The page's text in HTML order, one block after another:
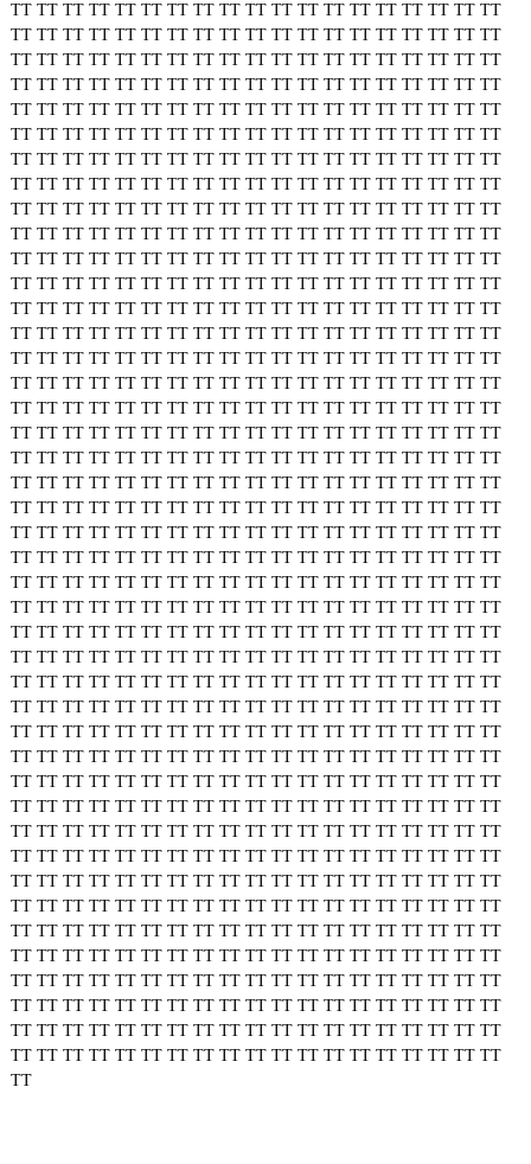
TT TT TT TT TT TT TT TT TT TT TT TT TT TT TT TT TT TT TT
TT TT TT TT TT TT TT TT TT TT TT TT TT TT TT TT TT TT TT
TT TT TT TT TT TT TT TT TT TT TT TT TT TT TT TT TT TT TT
TT TT TT TT TT TT TT TT TT TT TT TT TT TT TT TT TT TT TT
TT TT TT TT TT TT TT TT TT TT TT TT TT TT TT TT TT TT TT
TT TT TT TT TT TT TT TT TT TT TT TT TT TT TT TT TT TT TT
TT TT TT TT TT TT TT TT TT TT TT TT TT TT TT TT TT TT TT
TT TT TT TT TT TT TT TT TT TT TT TT TT TT TT TT TT TT TT
TT TT TT TT TT TT TT TT TT TT TT TT TT TT TT TT TT TT TT
TT TT TT TT TT TT TT TT TT TT TT TT TT TT TT TT TT TT TT
TT TT TT TT TT TT TT TT TT TT TT TT TT TT TT TT TT TT TT
TT TT TT TT TT TT TT TT TT TT TT TT TT TT TT TT TT TT TT
TT TT TT TT TT TT TT TT TT TT TT TT TT TT TT TT TT TT TT
TT TT TT TT TT TT TT TT TT TT TT TT TT TT TT TT TT TT TT
TT TT TT TT TT TT TT TT TT TT TT TT TT TT TT TT TT TT TT
TT TT TT TT TT TT TT TT TT TT TT TT TT TT TT TT TT TT TT
TT TT TT TT TT TT TT TT TT TT TT TT TT TT TT TT TT TT TT
TT TT TT TT TT TT TT TT TT TT TT TT TT TT TT TT TT TT TT
TT TT TT TT TT TT TT TT TT TT TT TT TT TT TT TT TT TT TT
TT TT TT TT TT TT TT TT TT TT TT TT TT TT TT TT TT TT TT
TT TT TT TT TT TT TT TT TT TT TT TT TT TT TT TT TT TT TT
TT TT TT TT TT TT TT TT TT TT TT TT TT TT TT TT TT TT TT
TT TT TT TT TT TT TT TT TT TT TT TT TT TT TT TT TT TT TT
TT TT TT TT TT TT TT TT TT TT TT TT TT TT TT TT TT TT TT
TT TT TT TT TT TT TT TT TT TT TT TT TT TT TT TT TT TT TT
TT TT TT TT TT TT TT TT TT TT TT TT TT TT TT TT TT TT TT
TT TT TT TT TT TT TT TT TT TT TT TT TT TT TT TT TT TT TT
TT TT TT TT TT TT TT TT TT TT TT TT TT TT TT TT TT TT TT
TT TT TT TT TT TT TT TT TT TT TT TT TT TT TT TT TT TT TT
TT TT TT TT TT TT TT TT TT TT TT TT TT TT TT TT TT TT TT
TT TT TT TT TT TT TT TT TT TT TT TT TT TT TT TT TT TT TT
TT TT TT TT TT TT TT TT TT TT TT TT TT TT TT TT TT TT TT
TT TT TT TT TT TT TT TT TT TT TT TT TT TT TT TT TT TT TT
TT TT TT TT TT TT TT TT TT TT TT TT TT TT TT TT TT TT TT
TT TT TT TT TT TT TT TT TT TT TT TT TT TT TT TT TT TT TT
TT TT TT TT TT TT TT TT TT TT TT TT TT TT TT TT TT TT TT
TT TT TT TT TT TT TT TT TT TT TT TT TT TT TT TT TT TT TT
TT TT TT TT TT TT TT TT TT TT TT TT TT TT TT TT TT TT TT
TT TT TT TT TT TT TT TT TT TT TT TT TT TT TT TT TT TT TT
TT TT TT TT TT TT TT TT TT TT TT TT TT TT TT TT TT TT TT
TT TT TT TT TT TT TT TT TT TT TT TT TT TT TT TT TT TT TT
TT TT TT TT TT TT TT TT TT TT TT TT TT TT TT TT TT TT TT
TT TT TT TT TT TT TT TT TT TT TT TT TT TT TT TT TT TT TT
TT